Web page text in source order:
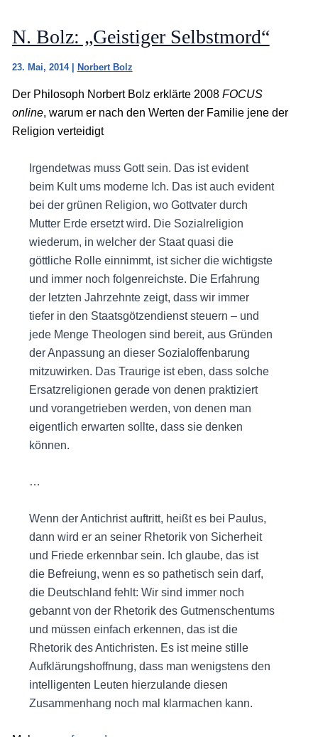
N. Bolz: „Geistiger Selbstmord“
23. Mai, 2014 Norbert Bolz
Der Philosoph Norbert Bolz erklärte 2008 FOCUS
online, warum er nach den Werten der Familie jene der
Religion verteidigt
Irgendetwas muss Gott sein. Das ist evident
beim Kult ums moderne Ich. Das ist auch evident
bei der grünen Religion, wo Gottvater durch
Mutter Erde ersetzt wird. Die Sozialreligion
wiederum, in welcher der Staat quasi die
göttliche Rolle einnimmt, ist sicher die wichtigste
und immer noch folgenreichste. Die Erfahrung
der letzten Jahrzehnte zeigt, dass wir immer
tiefer in den Staatsgötzendienst steuern – und
jede Menge Theologen sind bereit, aus Gründen
der Anpassung an dieser Sozialoffenbarung
mitzuwirken. Das Traurige ist eben, dass solche
Ersatzreligionen gerade von denen praktiziert
und vorangetrieben werden, von denen man
eigentlich erwarten sollte, dass sie denken
können.
…
Wenn der Antichrist auftritt, heißt es bei Paulus,
dann wird er an seiner Rhetorik von Sicherheit
und Friede erkennbar sein. Ich glaube, das ist
die Befreiung, wenn es so pathetisch sein darf,
die Deutschland fehlt: Wir sind immer noch
gebannt von der Rhetorik des Gutmenschentums
und müssen einfach erkennen, das ist die
Rhetorik des Antichristen. Es ist meine stille
Aufklärungshoffnung, dass man wenigstens den
intelligenten Leuten hierzulande diesen
Zusammenhang noch mal klarmachen kann.